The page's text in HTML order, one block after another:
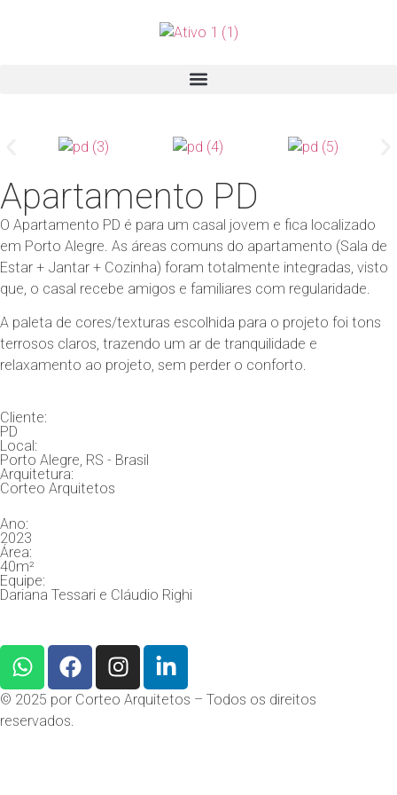
Apartamento PD
O Apartamento PD é para um casal jovem e fica localizado
em Porto Alegre. As áreas comuns do apartamento (Sala de
Estar + Jantar + Cozinha) foram totalmente integradas, visto
que, o casal recebe amigos e familiares com regularidade.
A paleta de cores/texturas escolhida para o projeto foi tons
terrosos claros, trazendo um ar de tranquilidade e
relaxamento ao projeto, sem perder o conforto.
Cliente:
PD
Local:
Porto Alegre, RS - Brasil
Arquitetura:
Corteo Arquitetos
Ano:
2023
Área:
40m²
Equipe:
Dariana Tessari e Cláudio Righi
© 2025 por Corteo Arquitetos – Todos os direitos
reservados.